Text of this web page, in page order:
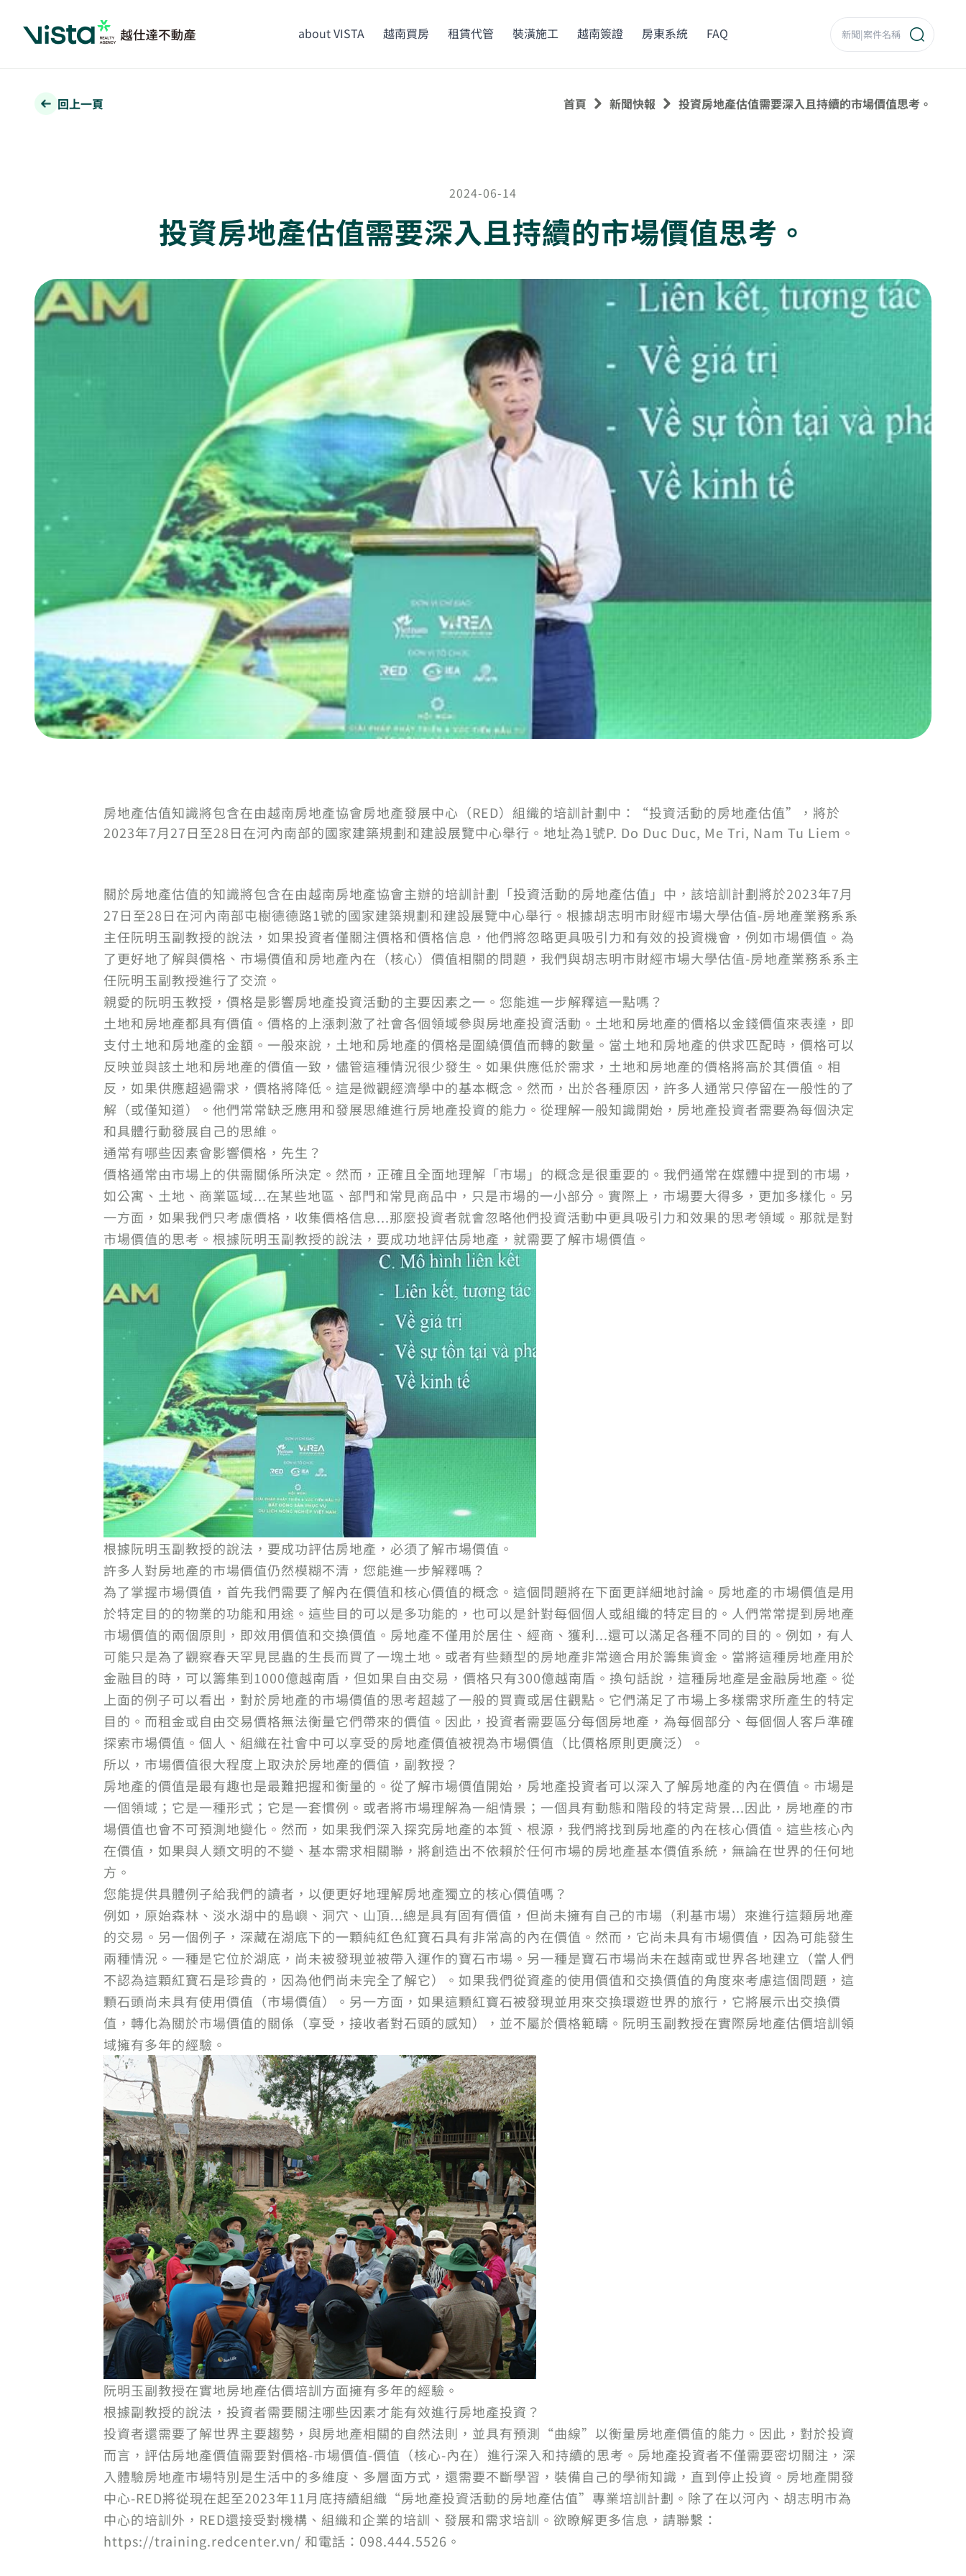
about VISTA 越南買房 租賃代管 裝潢施工 越南簽證 房東系統 FAQ
回上一頁 首頁 新聞快報 投資房地產估值需要深入且持續的市場價值思考。
2024-06-14
投資房地產估值需要深入且持續的市場價值思考。
房地產估值知識將包含在由越南房地產協會房地產發展中心（RED）組織的培訓計劃中：“投資活動的房地產估值”，將於
2023年7月27日至28日在河內南部的國家建築規劃和建設展覽中心舉行。地址為1號P. Do Duc Duc, Me Tri, Nam Tu Liem。
關於房地產估值的知識將包含在由越南房地產協會主辦的培訓計劃「投資活動的房地產估值」中，該培訓計劃將於2023年7月
27日至28日在河內南部屯樹德德路1號的國家建築規劃和建設展覽中心舉行。根據胡志明市財經市場大學估值-房地產業務系系
主任阮明玉副教授的說法，如果投資者僅關注價格和價格信息，他們將忽略更具吸引力和有效的投資機會，例如市場價值。為
了更好地了解與價格、市場價值和房地產內在（核心）價值相關的問題，我們與胡志明市財經市場大學估值-房地產業務系系主
任阮明玉副教授進行了交流。
親愛的阮明玉教授，價格是影響房地產投資活動的主要因素之一。您能進一步解釋這一點嗎？
土地和房地產都具有價值。價格的上漲刺激了社會各個領域參與房地產投資活動。土地和房地產的價格以金錢價值來表達，即
支付土地和房地產的金額。一般來說，土地和房地產的價格是圍繞價值而轉的數量。當土地和房地產的供求匹配時，價格可以
反映並與該土地和房地產的價值一致，儘管這種情況很少發生。如果供應低於需求，土地和房地產的價格將高於其價值。相
反，如果供應超過需求，價格將降低。這是微觀經濟學中的基本概念。然而，出於各種原因，許多人通常只停留在一般性的了
解（或僅知道）。他們常常缺乏應用和發展思維進行房地產投資的能力。從理解一般知識開始，房地產投資者需要為每個決定
和具體行動發展自己的思維。
通常有哪些因素會影響價格，先生？
價格通常由市場上的供需關係所決定。然而，正確且全面地理解「市場」的概念是很重要的。我們通常在媒體中提到的市場，
如公寓、土地、商業區域...在某些地區、部門和常見商品中，只是市場的一小部分。實際上，市場要大得多，更加多樣化。另
一方面，如果我們只考慮價格，收集價格信息...那麼投資者就會忽略他們投資活動中更具吸引力和效果的思考領域。那就是對
市場價值的思考。根據阮明玉副教授的說法，要成功地評估房地產，就需要了解市場價值。
根據阮明玉副教授的說法，要成功評估房地產，必須了解市場價值。
許多人對房地產的市場價值仍然模糊不清，您能進一步解釋嗎？
為了掌握市場價值，首先我們需要了解內在價值和核心價值的概念。這個問題將在下面更詳細地討論。房地產的市場價值是用
於特定目的的物業的功能和用途。這些目的可以是多功能的，也可以是針對每個個人或組織的特定目的。人們常常提到房地產
市場價值的兩個原則，即效用價值和交換價值。房地產不僅用於居住、經商、獲利...還可以滿足各種不同的目的。例如，有人
可能只是為了觀察春天罕見昆蟲的生長而買了一塊土地。或者有些類型的房地產非常適合用於籌集資金。當將這種房地產用於
金融目的時，可以籌集到1000億越南盾，但如果自由交易，價格只有300億越南盾。換句話說，這種房地產是金融房地產。從
上面的例子可以看出，對於房地產的市場價值的思考超越了一般的買賣或居住觀點。它們滿足了市場上多樣需求所產生的特定
目的。而租金或自由交易價格無法衡量它們帶來的價值。因此，投資者需要區分每個房地產，為每個部分、每個個人客戶準確
探索市場價值。個人、組織在社會中可以享受的房地產價值被視為市場價值（比價格原則更廣泛）。
所以，市場價值很大程度上取決於房地產的價值，副教授？
房地產的價值是最有趣也是最難把握和衡量的。從了解市場價值開始，房地產投資者可以深入了解房地產的內在價值。市場是
一個領域；它是一種形式；它是一套慣例。或者將市場理解為一組情景；一個具有動態和階段的特定背景...因此，房地產的市
場價值也會不可預測地變化。然而，如果我們深入探究房地產的本質、根源，我們將找到房地產的內在核心價值。這些核心內
在價值，如果與人類文明的不變、基本需求相關聯，將創造出不依賴於任何市場的房地產基本價值系統，無論在世界的任何地
方。
您能提供具體例子給我們的讀者，以便更好地理解房地產獨立的核心價值嗎？
例如，原始森林、淡水湖中的島嶼、洞穴、山頂...總是具有固有價值，但尚未擁有自己的市場（利基市場）來進行這類房地產
的交易。另一個例子，深藏在湖底下的一顆純紅色紅寶石具有非常高的內在價值。然而，它尚未具有市場價值，因為可能發生
兩種情況。一種是它位於湖底，尚未被發現並被帶入運作的寶石市場。另一種是寶石市場尚未在越南或世界各地建立（當人們
不認為這顆紅寶石是珍貴的，因為他們尚未完全了解它）。如果我們從資產的使用價值和交換價值的角度來考慮這個問題，這
顆石頭尚未具有使用價值（市場價值）。另一方面，如果這顆紅寶石被發現並用來交換環遊世界的旅行，它將展示出交換價
值，轉化為關於市場價值的關係（享受，接收者對石頭的感知），並不屬於價格範疇。阮明玉副教授在實際房地產估價培訓領
域擁有多年的經驗。
阮明玉副教授在實地房地產估價培訓方面擁有多年的經驗。
根據副教授的說法，投資者需要關注哪些因素才能有效進行房地產投資？
投資者還需要了解世界主要趨勢，與房地產相關的自然法則，並具有預測“曲線”以衡量房地產價值的能力。因此，對於投資
而言，評估房地產價值需要對價格-市場價值-價值（核心-內在）進行深入和持續的思考。房地產投資者不僅需要密切關注，深
入體驗房地產市場特別是生活中的多維度、多層面方式，還需要不斷學習，裝備自己的學術知識，直到停止投資。房地產開發
中心-RED將從現在起至2023年11月底持續組織“房地產投資活動的房地產估值”專業培訓計劃。除了在以河內、胡志明市為
中心的培訓外，RED還接受對機構、組織和企業的培訓、發展和需求培訓。欲瞭解更多信息，請聯繫：
https://training.redcenter.vn/ 和電話：098.444.5526。